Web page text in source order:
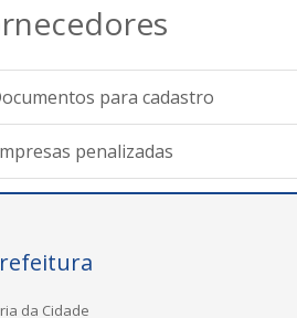
para cadastro
penalizadas
da Cidade